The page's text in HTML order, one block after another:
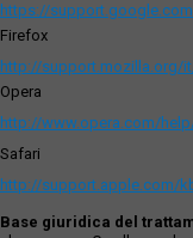
https://
Firefox
http://support.mozilla.org/
Opera
http://www.opera.com/
Safari
http://support.apple.com/
Base giuridica del